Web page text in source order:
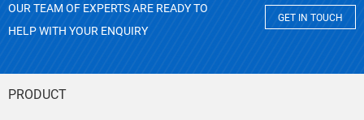
OUR TEAM OF EXPERTS ARE READY TO
HELP WITH YOUR ENQUIRY
GET IN TOUCH
PRODUCT